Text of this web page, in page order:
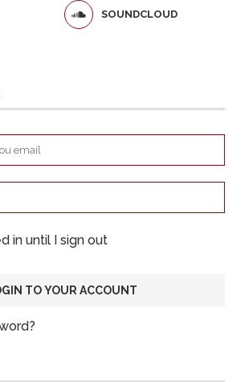
SOUNDCLOUD
in until I sign out